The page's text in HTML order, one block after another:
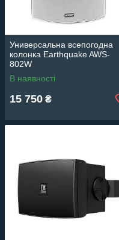
Универсальна всепогодна
колонка Earthquake AWS-
802W
В наявності
15 750 ₴